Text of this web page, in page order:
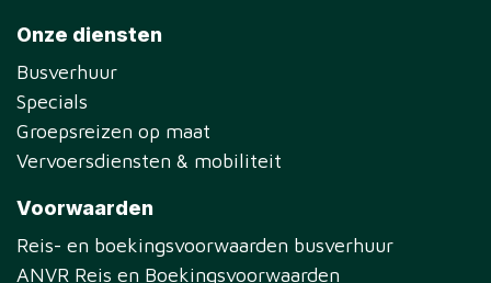
Onze diensten
Busverhuur
Specials
Groepsreizen op maat
Vervoersdiensten & mobiliteit
Voorwaarden
Reis- en boekingsvoorwaarden busverhuur
ANVR Reis en Boekingsvoorwaarden